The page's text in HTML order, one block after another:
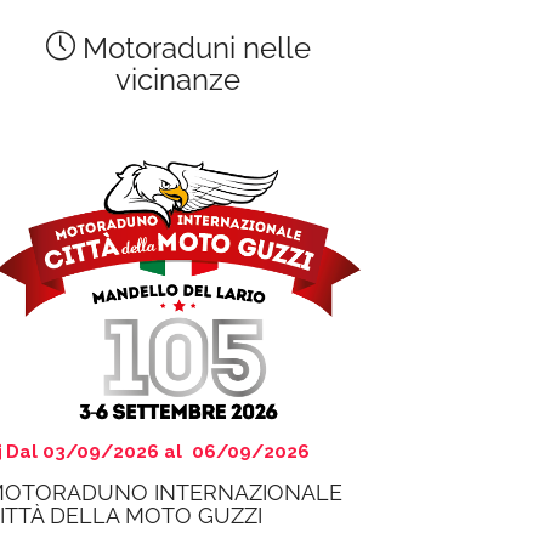
Motoraduni nelle
vicinanze
Dal 03/09/2026 al 06/09/2026
INTERNAZIONALE
DELLA MOTO GUZZI